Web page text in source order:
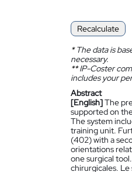
Recalculate
*The data is
necessary.
**IP-Coster
includes your
Abstract
[English]The
supported on
The system
training unit.
(402) with a
orientations
one surgical
chirurgicales.